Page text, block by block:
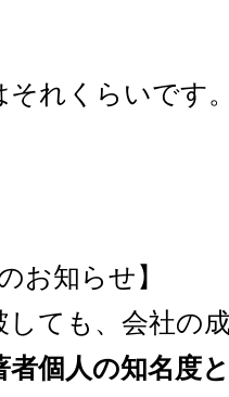
それくらいです
お知らせ】
しても、会社の
者個人の知名度